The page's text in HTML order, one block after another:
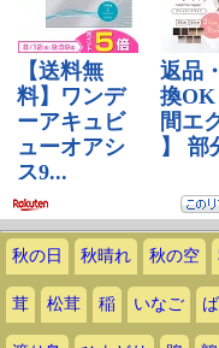
秋の日 秋晴れ 秋の空
茸 松茸 稲 いなご